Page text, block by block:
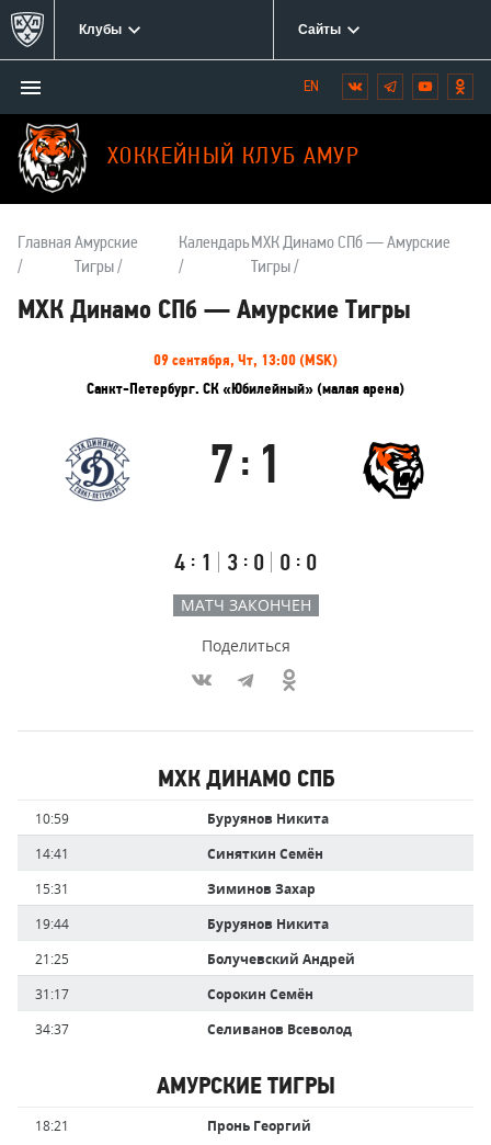
Клубы Сайты
ХОККЕЙНЫЙ КЛУБ АМУР
Открыть/
закрыть
меню
Мы
в
социальных
сетях:
Вконтакте
Telegram
YouTube
Главная Амурские
Тигры
КалендарьМХК Динамо СПб — Амурские
Тигры
МХК Динамо СПб — Амурские Тигры
09 сентября, Чт, 13:00 (MSK)
Санкт-Петербург. СК «Юбилейный» (малая арена)
МХК
Динамо
СПб
7 : 1
Первый
тайм
4 : 1
Второй
тайм
3 : 0
Третий
тайм
0 : 0
Амурские
Тигры
МАТЧ ЗАКОНЧЕН
Поделиться
забившие
голы
МХК ДИНАМО СПБ
Время Имя
игрока
10:59
Буруянов Никита
14:41
Синяткин Семён
15:31
Зиминов Захар
19:44
Буруянов Никита
21:25
Болучевский Андрей
31:17
Сорокин Семён
34:37
Селиванов Всеволод
АМУРСКИЕ ТИГРЫ
Время Имя
игрока
18:21 Пронь Георгий